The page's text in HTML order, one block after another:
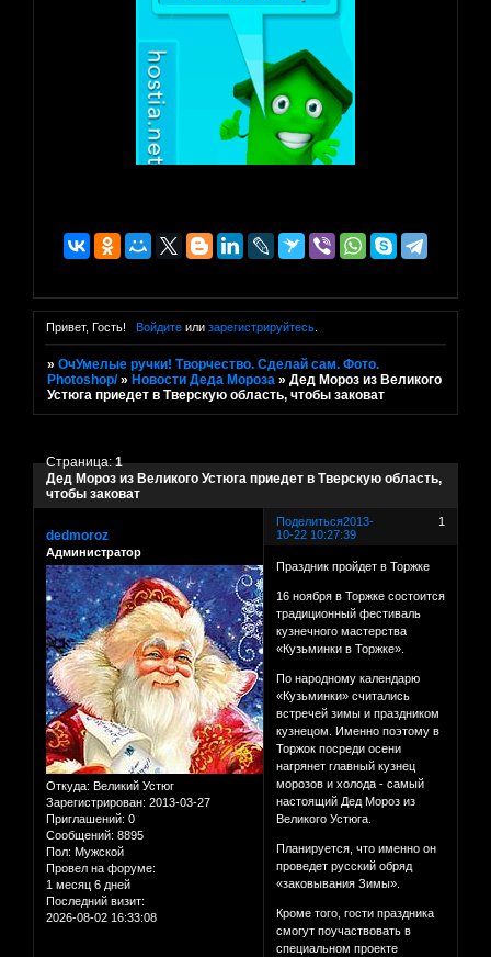
Привет, Гость! Войдитеили зарегистрируйтесь.
»ОчУмелые ручки! Творчество. Сделай сам. Фото.
Photoshop/ » Новости Деда Мороза »Дед Мороз из Великого
Устюга приедет в Тверскую область, чтобы заковат
Дед Мороз из Великого Устюга приедет в Тверскую область,
чтобы заковат
Страница:1
Поделиться 1
2013-
10-22 10:27:39
dedmoroz
Администратор
Откуда: Великий Устюг
Зарегистрирован: 2013-03-27
Приглашений: 0
Сообщений: 8895
Пол: Мужской
Провел на форуме:
1 месяц 6 дней
Последний визит:
2026-08-02 16:33:08
Праздник пройдет в Торжке
16 ноября в Торжке состоится
традиционный фестиваль
кузнечного мастерства
«Кузьминки в Торжке».
По народному календарю
«Кузьминки» считались
встречей зимы и праздником
кузнецом. Именно поэтому в
Торжок посреди осени
нагрянет главный кузнец
морозов и холода - самый
настоящий Дед Мороз из
Великого Устюга.
Планируется, что именно он
проведет русский обряд
«заковывания Зимы».
Кроме того, гости праздника
смогут поучаствовать в
специальном проекте